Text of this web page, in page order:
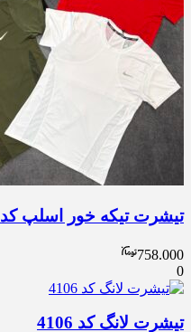
تیشرت تیکه خور اسلپ کد 4116
758.000
0
تیشرت لانگ کد 4106